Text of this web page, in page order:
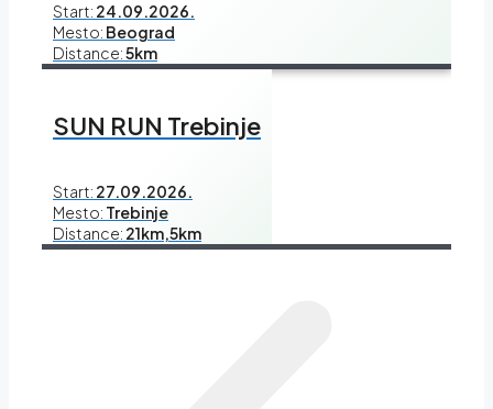
Start: 24.09.2026.
Mesto: Beograd
Distance:5km
SUN RUN Trebinje
Start: 27.09.2026.
Mesto: Trebinje
Distance: 21km,5km